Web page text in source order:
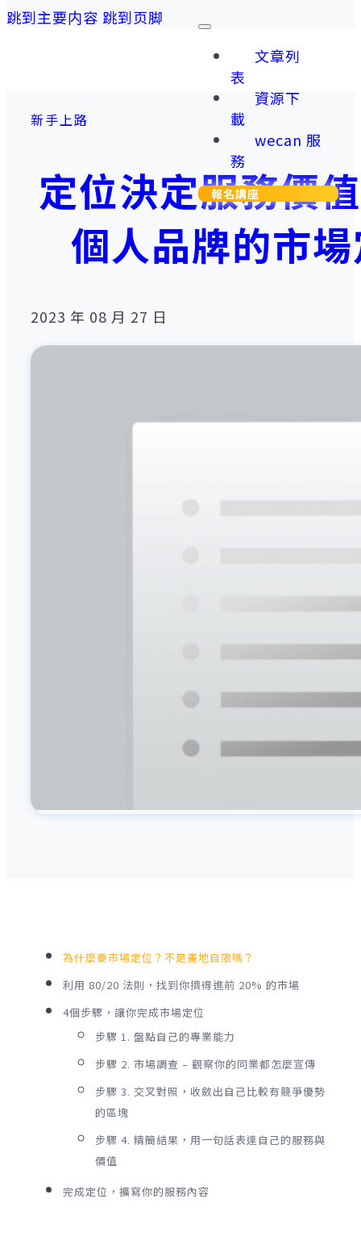
跳到主要内容 跳到页脚
文章列
表
資源下
載
wecan 服
務
報名講座
新手上路
定位決定服務價
個人品牌的市
2023 年 08 月 27 日
為什麼要市場定位？不是畫地自限嗎？
利用 80/20 法則，找到你擠得進前 20% 的市場
4個步驟，讓你完成市場定位
步驟 1. 盤點自己的專業能力
步驟 2. 市場調查 – 觀察你的同業都怎麼宣傳
步驟 3. 交叉對照，收斂出自己比較有競爭優勢
的區塊
步驟 4. 精簡結果，用一句話表達自己的服務與
價值
完成定位，擴寫你的服務內容